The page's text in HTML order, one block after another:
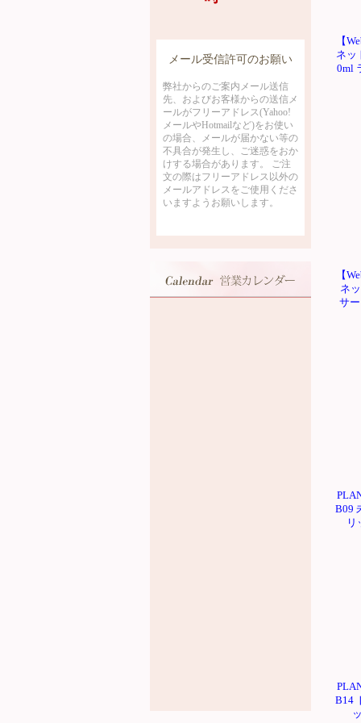
【
ネッ
0ml
【
ネ
サ
B09
リ
B14